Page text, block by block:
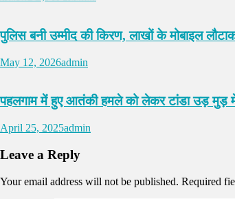
पुलिस बनी उम्मीद की किरण, लाखों के मोबाइल
May 12, 2026admin
पहलगाम में हुए आतंकी हमले को लेकर टांडा उड़ मुड़ में
April 25, 2025admin
Leave a Reply
Your email address will not be published. Required